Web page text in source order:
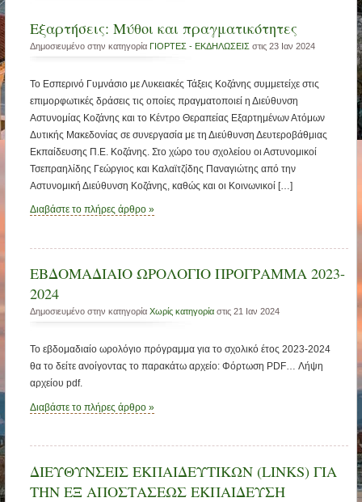
Εξαρτήσεις: Μύθοι και πραγματικότητες
Δημοσιευμένο στην κατηγορία ΓΙΟΡΤΕΣ - ΕΚΔΗΛΩΣΕΙΣ στις 23 Ιαν 2024
Το Εσπερινό Γυμνάσιο με Λυκειακές Τάξεις Κοζάνης συμμετείχε στις
επιμορφωτικές δράσεις τις οποίες πραγματοποιεί η Διεύθυνση
Αστυνομίας Κοζάνης και το Κέντρο Θεραπείας Εξαρτημένων Ατόμων
Δυτικής Μακεδονίας σε συνεργασία με τη Διεύθυνση Δευτεροβάθμιας
Εκπαίδευσης Π.Ε. Κοζάνης. Στο χώρο του σχολείου οι Αστυνομικοί
Τσεπραηλίδης Γεώργιος και Καλαϊτζίδης Παναγιώτης από την
Αστυνομική Διεύθυνση Κοζάνης, καθώς και οι Κοινωνικοί […]
Διαβάστε το πλήρες άρθρο »
ΕΒΔΟΜΑΔΙΑΙΟ ΩΡΟΛΟΓΙΟ ΠΡΟΓΡΑΜΜΑ 2023-
2024
Δημοσιευμένο στην κατηγορία Χωρίς κατηγορίαστις 21 Ιαν 2024
Το εβδομαδιαίο ωρολόγιο πρόγραμμα για το σχολικό έτος 2023-2024
θα το δείτε ανοίγοντας το παρακάτω αρχείο: Φόρτωση PDF… Λήψη
αρχείου pdf.
Διαβάστε το πλήρες άρθρο »
ΔΙΕΥΘΥΝΣΕΙΣ ΕΚΠΑΙΔΕΥΤΙΚΩΝ (LINKS) ΓΙΑ
ΤΗΝ ΕΞ ΑΠΟΣΤΑΣΕΩΣ ΕΚΠΑΙΔΕΥΣΗ